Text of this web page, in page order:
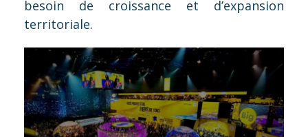
besoin de croissance et d’expansion
territoriale.